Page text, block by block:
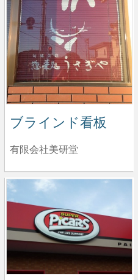
ブラインド看板
有限会社美研堂